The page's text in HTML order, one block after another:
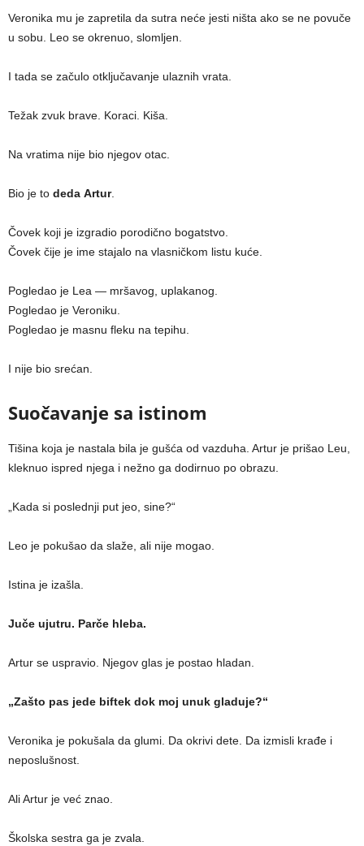
Veronika mu je zapretila da sutra neće jesti ništa ako se ne povuče
u sobu. Leo se okrenuo, slomljen.
I tada se začulo otključavanje ulaznih vrata.
Težak zvuk brave. Koraci. Kiša.
Na vratima nije bio njegov otac.
Bio je to dedа Artur.
Čovek koji je izgradio porodično bogatstvo.
Čovek čije je ime stajalo na vlasničkom listu kuće.
Pogledao je Lea — mršavog, uplakanog.
Pogledao je Veroniku.
Pogledao je masnu fleku na tepihu.
I nije bio srećan.
Suočavanje sa istinom
Tišina koja je nastala bila je gušća od vazduha. Artur je prišao Leu,
kleknuo ispred njega i nežno ga dodirnuo po obrazu.
„Kada si poslednji put jeo, sine?“
Leo je pokušao da slaže, ali nije mogao.
Istina je izašla.
Juče ujutru. Parče hleba.
Artur se uspravio. Njegov glas je postao hladan.
„Zašto pas jede biftek dok moj unuk gladuje?“
Veronika je pokušala da glumi. Da okrivi dete. Da izmisli krađe i
neposlušnost.
Ali Artur je već znao.
Školska sestra ga je zvala.